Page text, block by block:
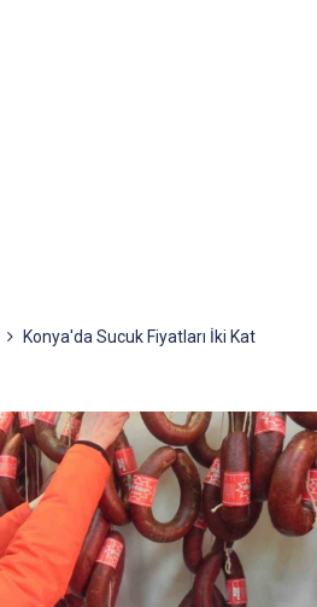
Konya'da Sucuk Fiyatları İki Kat